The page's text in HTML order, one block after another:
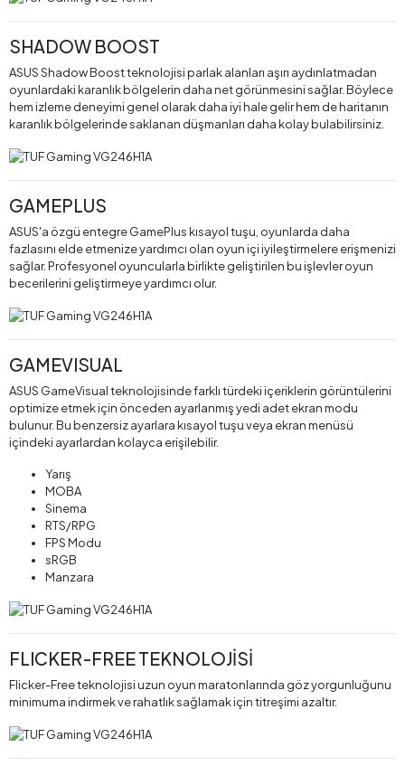
SHADOW BOOST
ASUS Shadow Boost teknolojisi parlak alanları aşırı aydınlatmadan
oyunlardaki karanlık bölgelerin daha net görünmesini sağlar. Böylece
hem izleme deneyimi genel olarak daha iyi hale gelir hem de haritanın
karanlık bölgelerinde saklanan düşmanları daha kolay bulabilirsiniz.
GAMEPLUS
ASUS'a özgü entegre GamePlus kısayol tuşu, oyunlarda daha
fazlasını elde etmenize yardımcı olan oyun içi iyileştirmelere erişmenizi
sağlar. Profesyonel oyuncularla birlikte geliştirilen bu işlevler oyun
becerilerini geliştirmeye yardımcı olur.
GAMEVISUAL
ASUS GameVisual teknolojisinde farklı türdeki içeriklerin görüntülerini
optimize etmek için önceden ayarlanmış yedi adet ekran modu
bulunur. Bu benzersiz ayarlara kısayol tuşu veya ekran menüsü
içindeki ayarlardan kolayca erişilebilir.
Yarış
MOBA
Sinema
RTS/RPG
FPS Modu
sRGB
Manzara
FLICKER-FREE TEKNOLOJİSİ
Flicker-Free teknolojisi uzun oyun maratonlarında göz yorgunluğunu
minimuma indirmek ve rahatlık sağlamak için titreşimi azaltır.